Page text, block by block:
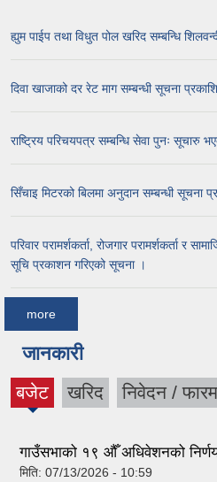
ह्युम पाईप तथा विधुत पोल खरिद सम्बन्धि
दिवा खाजाको दर रेट माग सम्बन्धी सूचना
राष्ट्रिय परिचयपत्र सम्बन्धि सेवा पुनः सूचारु
सिँचाइ मिटरको बिलमा अनुदान सम्बन्धी सूचना
परिवार परामर्शकर्ता, रोजगार परामर्शकर्ता र
सूचि प्रकाशन गरिएको सूचना ।
more
जानकारी
बजेट
(active
खरिद निवेदन /
गाउँसभाको १९ औँ अधिवेशनको
मिति: 07/13/2026 - 10:59